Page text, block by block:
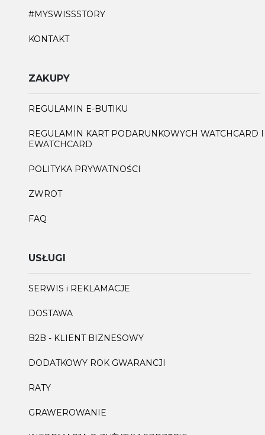
#MYSWISSSTORY
KONTAKT
ZAKUPY
REGULAMIN E-BUTIKU
REGULAMIN KART PODARUNKOWYCH WATCHCARD I
EWATCHCARD
POLITYKA PRYWATNOŚCI
ZWROT
FAQ
USŁUGI
SERWIS i REKLAMACJE
DOSTAWA
B2B - KLIENT BIZNESOWY
DODATKOWY ROK GWARANCJI
RATY
GRAWEROWANIE